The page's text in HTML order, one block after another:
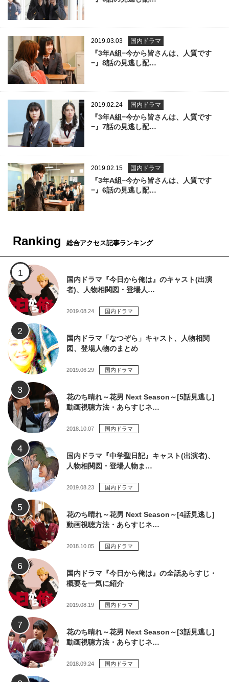
2019.03.03 国内ドラマ
『3年A組−今から皆さんは、人質です
−』8話の見逃し配…
2019.02.24 国内ドラマ
『3年A組−今から皆さんは、人質です
−』7話の見逃し配…
2019.02.15 国内ドラマ
『3年A組−今から皆さんは、人質です
−』6話の見逃し配…
Ranking 総合アクセス記事ランキング
国内ドラマ『今日から俺は』のキャスト(出演
者)、人物相関図・登場人…
2019.08.24 国内ドラマ
国内ドラマ「なつぞら」キャスト、人物相関
図、登場人物のまとめ
2019.06.29 国内ドラマ
花のち晴れ～花男 Next Season～[5話見逃し]
動画視聴方法・あらすじネ…
2018.10.07 国内ドラマ
国内ドラマ『中学聖日記』キャスト(出演者)、
人物相関図・登場人物ま…
2019.08.23 国内ドラマ
花のち晴れ～花男 Next Season～[4話見逃し]
動画視聴方法・あらすじネ…
2018.10.05 国内ドラマ
国内ドラマ『今日から俺は』の全話あらすじ・
概要を一気に紹介
2019.08.19 国内ドラマ
花のち晴れ～花男 Next Season～[3話見逃し]
動画視聴方法・あらすじネ…
2018.09.24 国内ドラマ